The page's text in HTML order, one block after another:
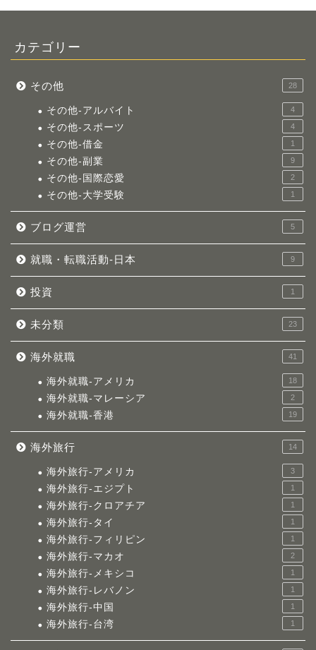
カテゴリー
その他 28
その他-アルバイト 4
その他-スポーツ 4
その他-借金 1
その他-副業 9
その他-国際恋愛 2
その他-大学受験 1
ブログ運営 5
就職・転職活動-日本 9
投資 1
未分類 23
海外就職 41
海外就職-アメリカ 18
海外就職-マレーシア 2
海外就職-香港 19
海外旅行 14
海外旅行-アメリカ 3
海外旅行-エジプト 1
海外旅行-クロアチア 1
海外旅行-タイ 1
海外旅行-フィリピン 1
海外旅行-マカオ 2
海外旅行-メキシコ 1
海外旅行-レバノン 1
海外旅行-中国 1
海外旅行-台湾 1